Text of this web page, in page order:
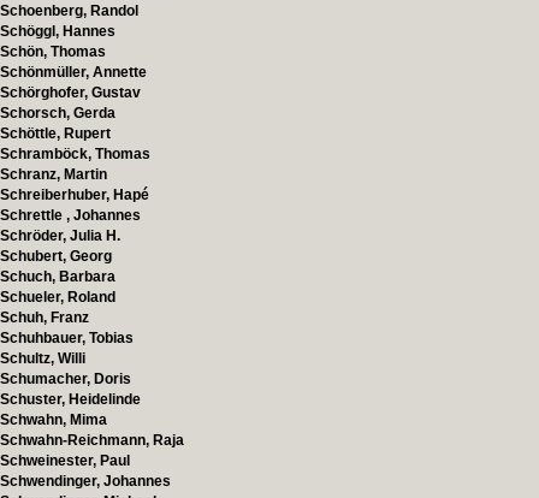
Schoenberg, Randol
Schöggl, Hannes
Schön, Thomas
Schönmüller, Annette
Schörghofer, Gustav
Schorsch, Gerda
Schöttle, Rupert
Schramböck, Thomas
Schranz, Martin
Schreiberhuber, Hapé
Schrettle , Johannes
Schröder, Julia H.
Schubert, Georg
Schuch, Barbara
Schueler, Roland
Schuh, Franz
Schuhbauer, Tobias
Schultz, Willi
Schumacher, Doris
Schuster, Heidelinde
Schwahn, Mima
Schwahn-Reichmann, Raja
Schweinester, Paul
Schwendinger, Johannes